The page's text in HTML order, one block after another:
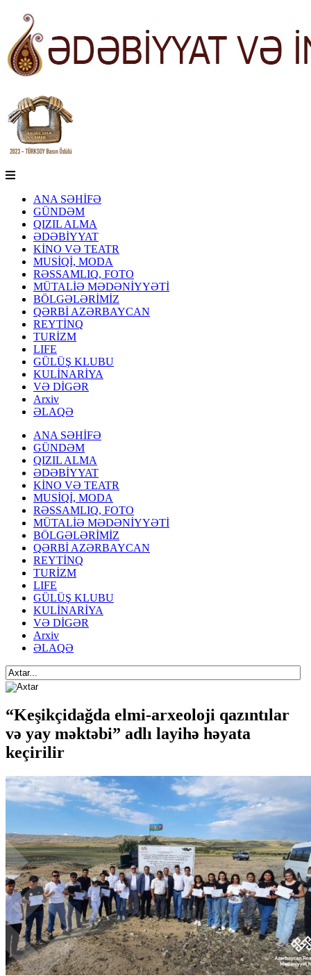
ANA SƏHİFƏ
GÜNDƏM
QIZIL ALMA
ƏDƏBİYYAT
KİNO VƏ TEATR
MUSİQİ, MODA
RƏSSAMLIQ, FOTO
MÜTALİƏ MƏDƏNİYYƏTİ
BÖLGƏLƏRİMİZ
QƏRBİ AZƏRBAYCAN
REYTİNQ
TURİZM
LIFE
GÜLÜŞ KLUBU
KULİNARİYA
VƏ DİGƏR
Arxiv
ƏLAQƏ
ANA SƏHİFƏ
GÜNDƏM
QIZIL ALMA
ƏDƏBİYYAT
KİNO VƏ TEATR
MUSİQİ, MODA
RƏSSAMLIQ, FOTO
MÜTALİƏ MƏDƏNİYYƏTİ
BÖLGƏLƏRİMİZ
QƏRBİ AZƏRBAYCAN
REYTİNQ
TURİZM
LIFE
GÜLÜŞ KLUBU
KULİNARİYA
VƏ DİGƏR
Arxiv
ƏLAQƏ
“Keşikçidağda elmi-arxeoloji qazıntılar
və yay məktəbi” adlı layihə həyata
keçirilir